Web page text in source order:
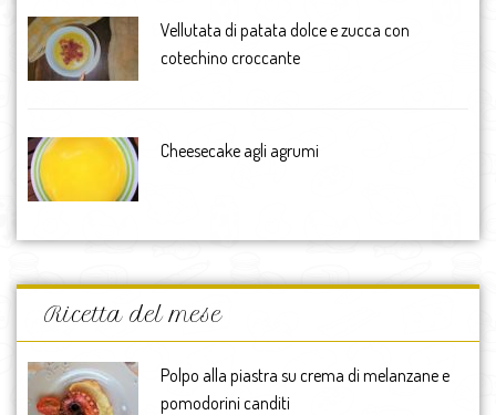
Vellutata di patata dolce e zucca con
cotechino croccante
Cheesecake agli agrumi
Ricetta del mese
Polpo alla piastra su crema di melanzane e
pomodorini canditi